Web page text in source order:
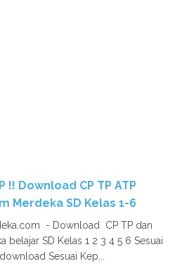
!! Download CP TP ATP
Merdeka SD Kelas 1-6
- Download CP TP dan
belajar SD Kelas 1 2 3 4 5 6 Sesuai
Sesuai Kep...